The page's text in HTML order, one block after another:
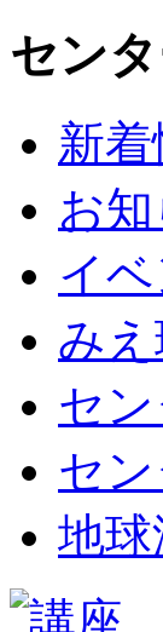
セン
新着
お
イ
み
セ
セ
地